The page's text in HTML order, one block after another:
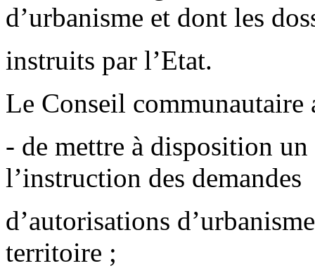
d’urbanisme et dont les
instruits par l’Etat.
Le Conseil communautaire
- de mettre à disposition
l’instruction des demandes
d’autorisations
territoire ;